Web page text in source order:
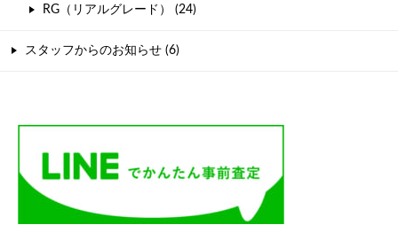
RG（リアルグレード） (24)
スタッフからのお知らせ (6)